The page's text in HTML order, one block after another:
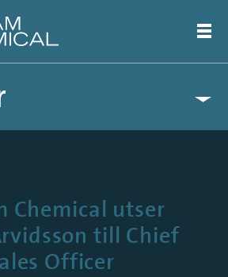
Chemical utser
till Chief
Officer